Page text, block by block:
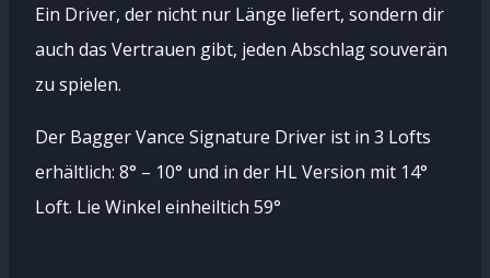
Ein Driver, der nicht nur Länge liefert, sondern dir
auch das Vertrauen gibt, jeden Abschlag souverän
zu spielen.
Der Bagger Vance Signature Driver ist in 3 Lofts
erhältlich: 8° – 10° und in der HL Version mit 14°
Loft. Lie Winkel einheiltich 59°